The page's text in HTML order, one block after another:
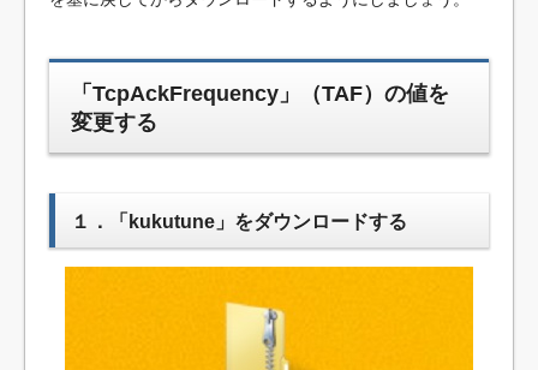
「TcpAckFrequency」（TAF）の値を
変更する
１．「kukutune」をダウンロードする